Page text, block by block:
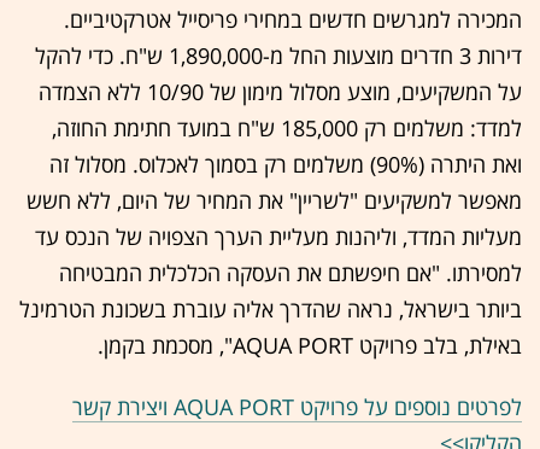
המכירה למגרשים חדשים במחירי פריסייל אטרקטיביים.
דירות 3 חדרים מוצעות החל מ-1,890,000 ש"ח. כדי להקל
על המשקיעים, מוצע מסלול מימון של 10/90 ללא הצמדה
למדד: משלמים רק 185,000 ש"ח במועד חתימת החוזה,
ואת היתרה (90%) משלמים רק בסמוך לאכלוס. מסלול זה
מאפשר למשקיעים "לשריין" את המחיר של היום, ללא חשש
מעליות המדד, וליהנות מעליית הערך הצפויה של הנכס עד
למסירתו. "אם חיפשתם את העסקה הכלכלית המבטיחה
ביותר בישראל, נראה שהדרך אליה עוברת בשכונת הטרמינל
באילת, בלב פרויקט AQUA PORT", מסכמת בקמן.
לפרטים נוספים על פרויקט AQUA PORT ויצירת קשר
הקליקו>>